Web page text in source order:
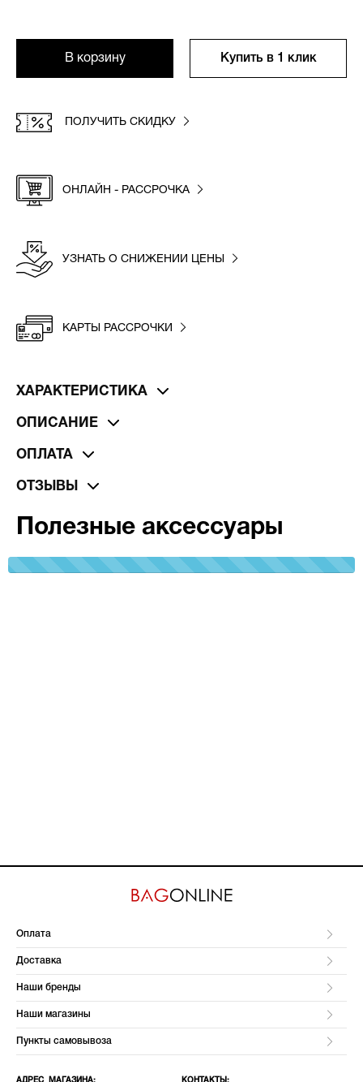
В корзину Купить в 1 клик
ПОЛУЧИТЬ СКИДКУ
ОНЛАЙН - РАССРОЧКА
УЗНАТЬ О СНИЖЕНИИ ЦЕНЫ
КАРТЫ РАССРОЧКИ
ХАРАКТЕРИСТИКА
ОПИСАНИЕ
ОПЛАТА
ОТЗЫВЫ
Полезные аксессуары
100%
Оплата
Доставка
Наши бренды
Наши магазины
Пункты самовывоза